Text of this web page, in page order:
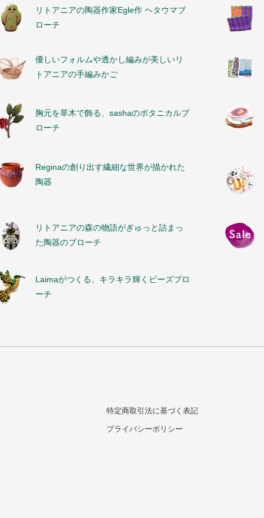
リトアニアの陶器作家Egle作 ヘタウマブ
ローチ
優しいフォルムや透かし編みが美しいリ
トアニアの手編みかご
胸元を草木で飾る、sashaのボタニカルブ
ローチ
Reginaの創り出す繊細な世界が描かれた
陶器
リトアニアの森の物語がぎゅっと詰まっ
た陶器のブローチ
Laimaがつくる、キラキラ輝くビーズブロ
ーチ
特定商取引法に基づく表記
プライバシーポリシー